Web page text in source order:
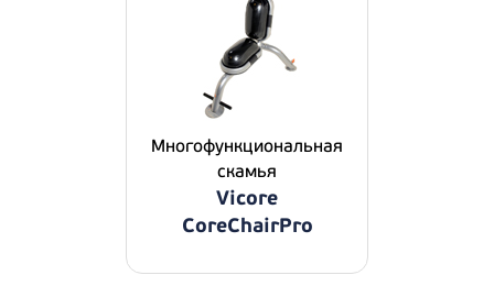
Многофункциональная
скамья
Vicore
CoreChairPro